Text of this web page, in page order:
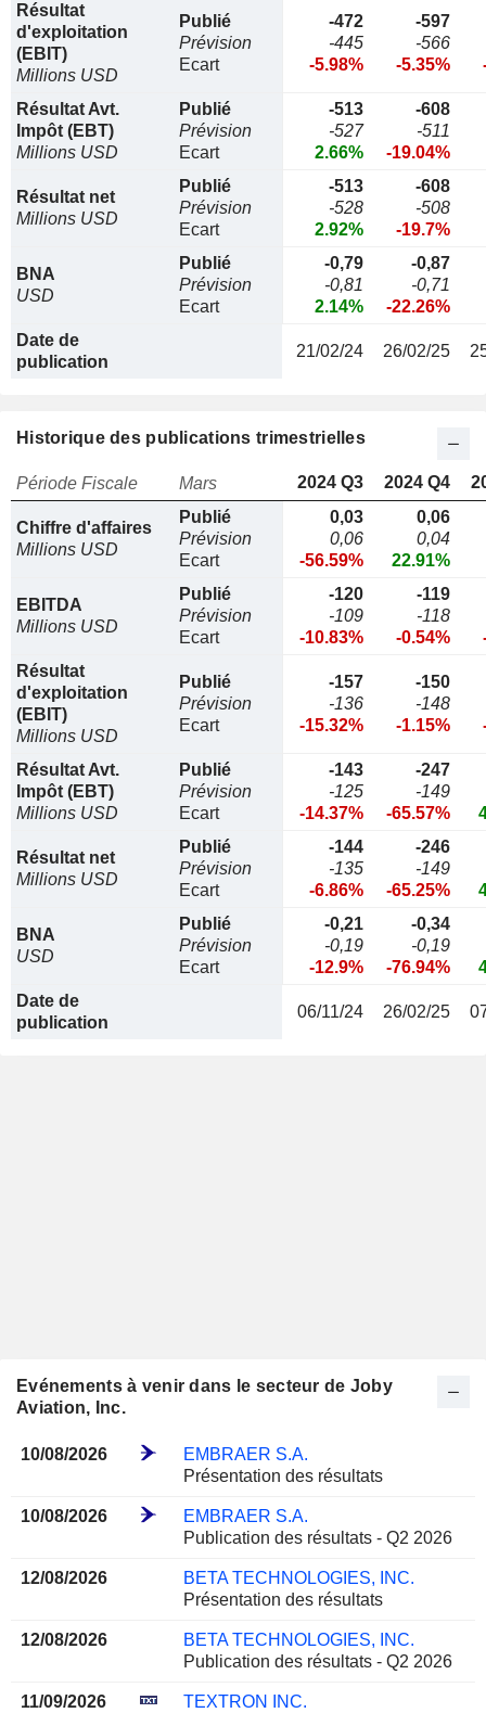
Résultat
d'exploitation
(EBIT)
Millions USD
Publié
Prévision
Ecart
-472
-445
-5.98%
-597
-566
-5.35%
Résultat Avt.
Impôt (EBT)
Millions USD
Publié
Prévision
Ecart
-513
-527
2.66%
-608
-511
-19.04%
Résultat net
Millions USD
Publié
Prévision
Ecart
-513
-528
2.92%
-608
-508
-19.7%
BNA
USD
Publié
Prévision
Ecart
-0,79
-0,81
2.14%
-0,87
-0,71
-22.26%
Date de
publication
21/02/24 26/02/25
Historique des publications trimestrielles
Période Fiscale Mars 2024 Q3 2024 Q4
Chiffre d'affaires
Millions USD
Publié
Prévision
Ecart
0,03
0,06
-56.59%
0,06
0,04
22.91%
EBITDA
Millions USD
Publié
Prévision
Ecart
-120
-109
-10.83%
-119
-118
-0.54%
Résultat
d'exploitation
(EBIT)
Millions USD
Publié
Prévision
Ecart
-157
-136
-15.32%
-150
-148
-1.15%
Résultat Avt.
Impôt (EBT)
Millions USD
Publié
Prévision
Ecart
-143
-125
-14.37%
-247
-149
-65.57%
Résultat net
Millions USD
Publié
Prévision
Ecart
-144
-135
-6.86%
-246
-149
-65.25%
BNA
USD
Publié
Prévision
Ecart
-0,21
-0,19
-12.9%
-0,34
-0,19
-76.94%
Date de
publication
06/11/24 26/02/25
Evénements à venir dans le secteur de Joby
Aviation, Inc.
10/08/2026
EMBRAER S.A.
Présentation des résultats
10/08/2026
EMBRAER S.A.
Publication des résultats - Q2 2026
12/08/2026
BETA TECHNOLOGIES, INC.
Présentation des résultats
12/08/2026
BETA TECHNOLOGIES, INC.
Publication des résultats - Q2 2026
11/09/2026
TEXTRON INC.